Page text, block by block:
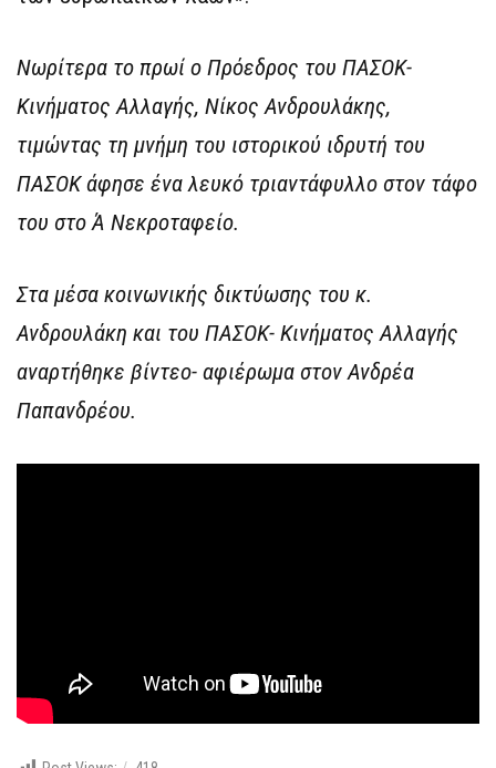
Νωρίτερα το πρωί ο Πρόεδρος του ΠΑΣΟΚ-
Κινήματος Αλλαγής, Νίκος Ανδρουλάκης,
τιμώντας τη μνήμη του ιστορικού ιδρυτή του
ΠΑΣΟΚ άφησε ένα λευκό τριαντάφυλλο στον τάφο
του στο Ά Νεκροταφείο.
Στα μέσα κοινωνικής δικτύωσης του κ.
Ανδρουλάκη και του ΠΑΣΟΚ- Κινήματος Αλλαγής
αναρτήθηκε βίντεο- αφιέρωμα στον Ανδρέα
Παπανδρέου.